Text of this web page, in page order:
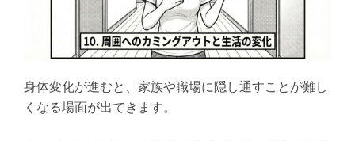
身体変化が進むと、家族や職場に隠し通すことが難し
くなる場面が出てきます。